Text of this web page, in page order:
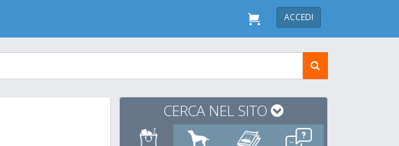
ACCEDI
CERCA NEL SITO